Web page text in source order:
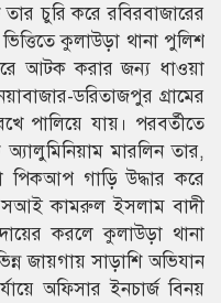
চুরি করে রবিরবাজারের
কুলাউড়া থানা পুলিশ
আটক করার জন্য ধাওয়া
ডরিতাজপুর গ্রামের
পালিয়ে যায়। পরবর্তীতে
মারলিন তার,
পিকআপ গাড়ি উদ্ধার করে
কামরুল ইসলাম বাদী
করলে কুলাউড়া থানা
জায়গায় সাড়াশি অভিযান
অফিসার ইনচার্জ বিনয়